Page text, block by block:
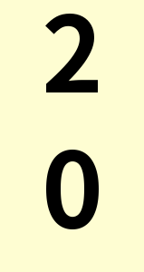
2
0